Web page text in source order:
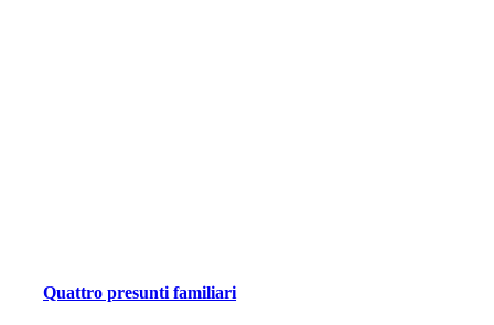
Quattro presunti familiari